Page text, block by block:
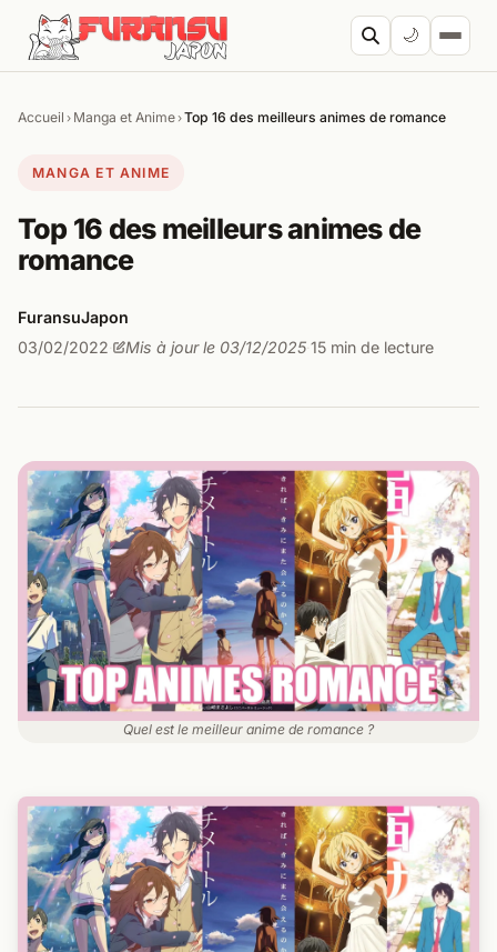
Aller au contenu
🌙
Accueil › Manga et Anime›Top 16 des meilleurs animes de romance
MANGA ET ANIME
Top 16 des meilleurs animes de
romance
FuransuJapon
03/02/2022· Mis à jour le 03/12/2025·15 min de lecture
Quel est le meilleur anime de romance ?